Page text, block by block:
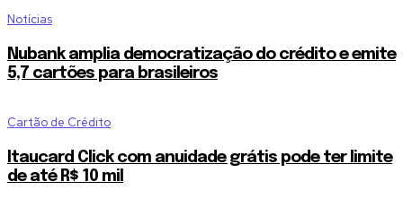
Notícias
Nubank amplia democratização do crédito e emite
5,7 cartões para brasileiros
Cartão de Crédito
Itaucard Click com anuidade grátis pode ter limite
de até R$ 10 mil